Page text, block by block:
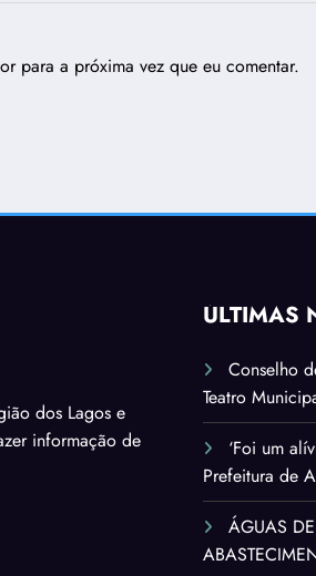
para a próxima vez que eu comentar.
dos Lagos e
informação de
ÚLTIMAS
Conselho
Teatro
‘Foi um
Prefeitura de
ÁGUAS